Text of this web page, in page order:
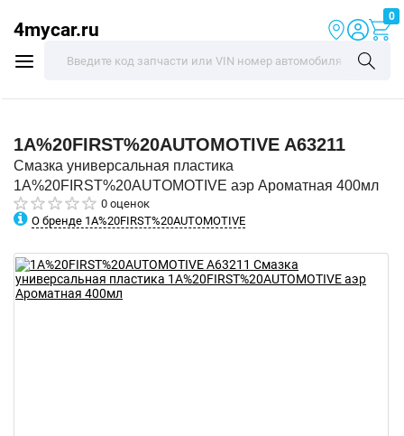
4mycar.ru
0
1A%20FIRST%20AUTOMOTIVE A63211
Смазка универсальная пластика
1A%20FIRST%20AUTOMOTIVE аэр Ароматная 400мл
0 оценок
О бренде 1A%20FIRST%20AUTOMOTIVE